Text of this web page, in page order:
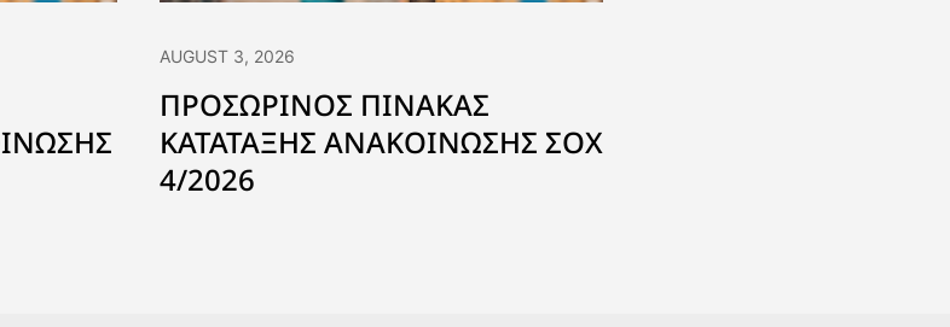
AUGUST 3, 2026
ΠΡΟΣΩΡΙΝΟΣ ΠΙΝΑΚΑΣ
ΚΑΤΑΤΑΞΗΣ ΑΝΑΚΟΙΝΩΣΗΣ ΣΟΧ
4/2026